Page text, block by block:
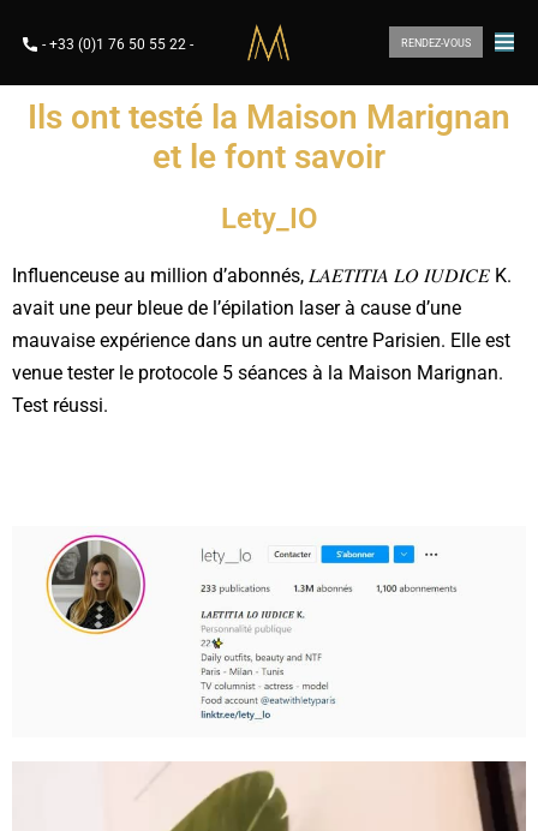
- +33 (0)1 76 50 55 22 - RENDEZ-VOUS
Ils ont testé la Maison Marignan
et le font savoir
Lety_IO
Influenceuse au million d’abonnés, 𝐿𝐴𝐸𝑇𝐼𝑇𝐼𝐴 𝐿𝑂 𝐼𝑈𝐷𝐼𝐶𝐸 K.
avait une peur bleue de l’épilation laser à cause d’une
mauvaise expérience dans un autre centre Parisien. Elle est
venue tester le protocole 5 séances à la Maison Marignan.
Test réussi.